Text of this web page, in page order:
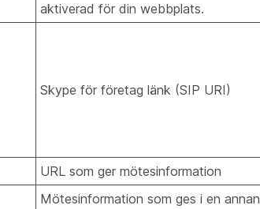
aktiverad för din webbplats.
Skype för företag länk (SIP URI)
URL som ger mötesinformation
Mötesinformation som ges i en annan